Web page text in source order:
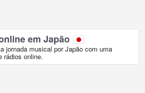
em Japão
jornada musical por Japão com uma
rádios online.